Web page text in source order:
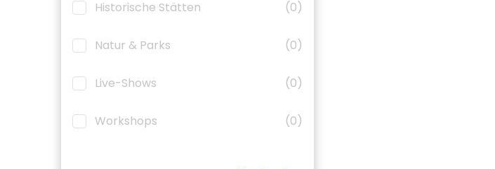
Historische Stätten (0)
Natur & Parks (0)
Live-Shows (0)
Workshops (0)